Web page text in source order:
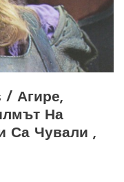
/ Агире,
На
Са Чували ,